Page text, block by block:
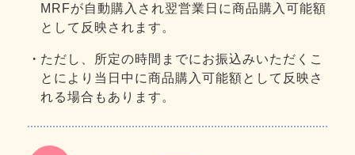
MRFが自動購入され翌営業日に商品購入可能額
として反映されます。
ただし、所定の時間までにお振込みいただくこ
とにより当日中に商品購入可能額として反映さ
れる場合もあります。